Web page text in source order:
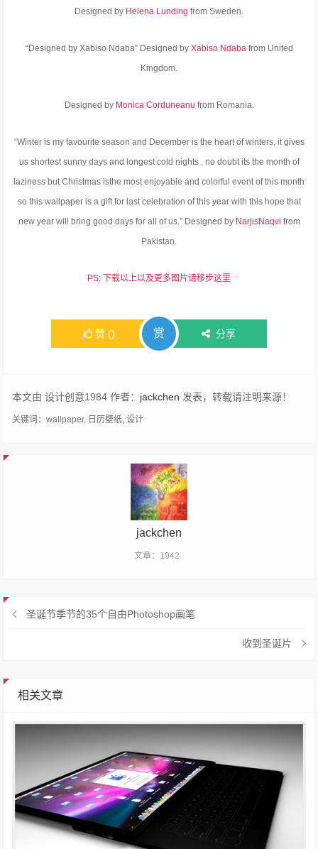
Designed by Helena Lunding from Sweden.
“Designed by Xabiso Ndaba” Designed by Xabiso Ndabafrom United
Kingdom.
Designed by Monica Corduneanu from Romania.
“Winter is my favourite season and December is the heart of winters, it gives
us shortest sunny days and longest cold nights , no doubt its the month of
laziness but Christmas isthe most enjoyable and colorful event of this month
so this wallpaper is a gift for last celebration of this year with this hope that
new year will bring good days for all of us.” Designed by NarjisNaqvi from
Pakistan.
PS: 下载以上以及更多图片请移步这里
赞 () 赏 分享
本文由 设计创意1984 作者： jackchen 发表，转载请注明来源！
关键词：wallpaper, 日历壁纸,设计
jackchen
文章：1942
圣诞节季节的35个自由Photoshop画笔
收到圣诞片
相关文章